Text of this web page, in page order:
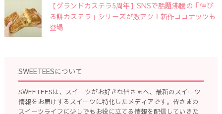
【グランドカステラ5周年】SNSで話題沸騰の「伸び
る餅カステラ」シリーズが激アツ！新作ココナッツも
登場
SWEETEESについて
SWEETEESは、スイーツがお好きな皆さまへ、最新のスイーツ
情報をお届けするスイーツに特化したメディアです。皆さまの
スイーツライフに少しでもお役に立てる情報を配信していきた